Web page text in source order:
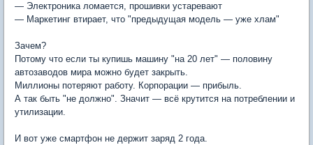
— Электроника ломается, прошивки устаревают
— Маркетинг втирает, что "предыдущая модель — уже хлам"
Зачем?
Потому что если ты купишь машину "на 20 лет" — половину
автозаводов мира можно будет закрыть.
Миллионы потеряют работу. Корпорации — прибыль.
А так быть "не должно". Значит — всё крутится на потреблении и
утилизации.
И вот уже смартфон не держит заряд 2 года.